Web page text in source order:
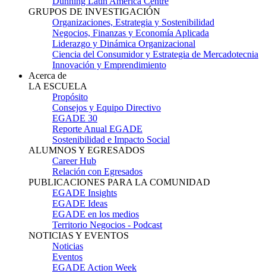
GRUPOS DE INVESTIGACIÓN
Organizaciones, Estrategia y Sostenibilidad
Negocios, Finanzas y Economía Aplicada
Liderazgo y Dinámica Organizacional
Ciencia del Consumidor y Estrategia de Mercadotecnia
Innovación y Emprendimiento
Acerca de
LA ESCUELA
Propósito
Consejos y Equipo Directivo
EGADE 30
Reporte Anual EGADE
Sostenibilidad e Impacto Social
ALUMNOS Y EGRESADOS
Career Hub
Relación con Egresados
PUBLICACIONES PARA LA COMUNIDAD
EGADE Insights
EGADE Ideas
EGADE en los medios
Territorio Negocios - Podcast
NOTICIAS Y EVENTOS
Noticias
Eventos
EGADE Action Week